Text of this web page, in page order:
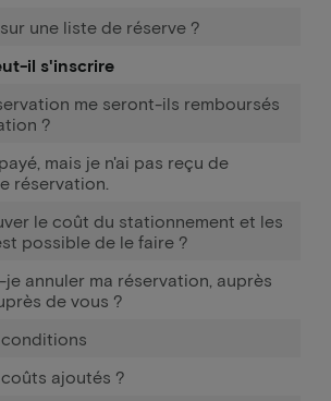
une liste de réserve ?
il s'inscrire
me seront-ils remboursés
?
mais je n'ai pas reçu de
réservation.
le coût du stationnement et les
possible de le faire ?
annuler ma réservation, auprès
de vous ?
ajoutés ?